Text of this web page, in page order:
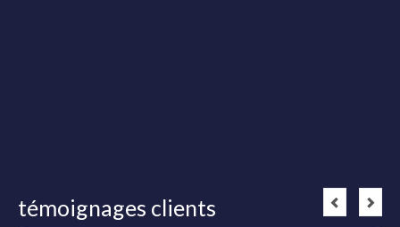
témoignages clients